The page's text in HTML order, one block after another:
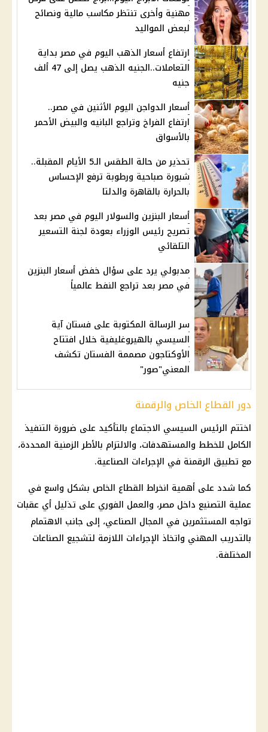
مهنية وأخرى تنتظر مكاسب مالية ونصائح
لبعض المواليد
ارتفاع أسعار الذهب اليوم في مصر بداية
التعاملات..الجنيه الذهب يصل إلى 47 ألف
جنيه
أسعار الدواجن اليوم الأثنين في مصر..
ارتفاع الفراخ وتراجع البانيه والبيض الأحمر
بالأسواق
تحذير من حالة الطقس الـ5 الأيام المقبلة..
شبورة صباحية ورطوبة ترفع الإحساس
بالحرارة بالقاهرة والدلتا
أسعار البنزين والسولار اليوم في مصر بعد
تصريح رئيس الوزراء بعودة لجنة التسعير
التلقائي
مدبولي يرد على سؤال خفض أسعار البنزين
في مصر بعد تراجع النفط عالمياً
سر الرسالة المكتوبة على فستان آية
السيسي بالهيروغليفية خلال افتتاح
الأوكتاجون مصممة الفستان تكشف
المعني"صور"
دور القطاع الخاص والرقمنة
اختتم الرئيس السيسي الاجتماع بالتأكيد على ضرورة التنفيذ
الكامل للخطط والمستهدفات، والالتزام بالأطر الزمنية المحددة،
مع تطبيق الرقمنة في الإجراءات الصناعية.
كما شدد على أهمية انخراط القطاع الخاص بشكل واسع في
عملية التصنيع داخل مصر، والعمل الفوري على تذليل أي عقبات
تواجه المستثمرين في المجال الصناعي، إلى جانب الاهتمام
بالتدريب المهني واتخاذ الإجراءات اللازمة لتشجيع الصناعات
المختلفة.